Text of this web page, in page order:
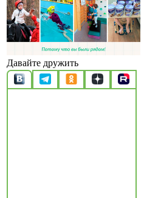
Давайте дружить